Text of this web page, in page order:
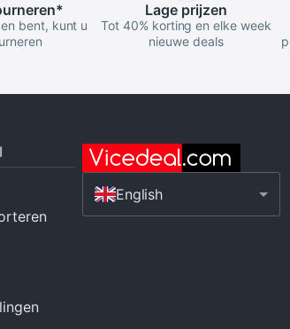
*
bent, kunt u
Lage prijzen
Tot 40% korting en elke week
nieuwe deals
English